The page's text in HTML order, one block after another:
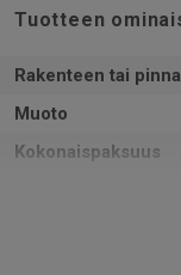
Tuotteen
Rakenteen tai
Muoto
Kokonaispaksuus